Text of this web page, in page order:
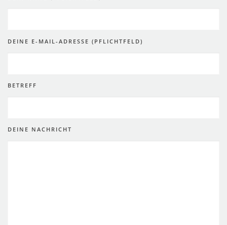
DEINE E-MAIL-ADRESSE (PFLICHTFELD)
BETREFF
DEINE NACHRICHT